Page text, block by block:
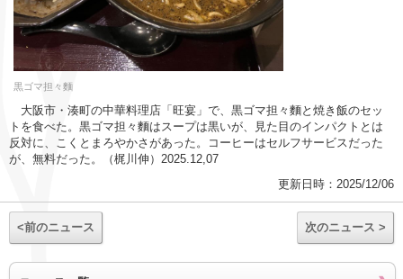
黒ゴマ担々麵
大阪市・湊町の中華料理店「旺宴」で、黒ゴマ担々麵と焼き飯のセッ
トを食べた。黒ゴマ担々麵はスープは黒いが、見た目のインパクトとは
反対に、こくとまろやかさがあった。コーヒーはセルフサービスだった
が、無料だった。（梶川伸）2025.12,07
更新日時：2025/12/06
<前のニュース 次のニュース >